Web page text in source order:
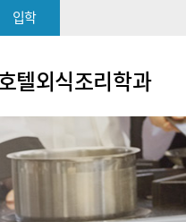
입학
텔외식조리학과